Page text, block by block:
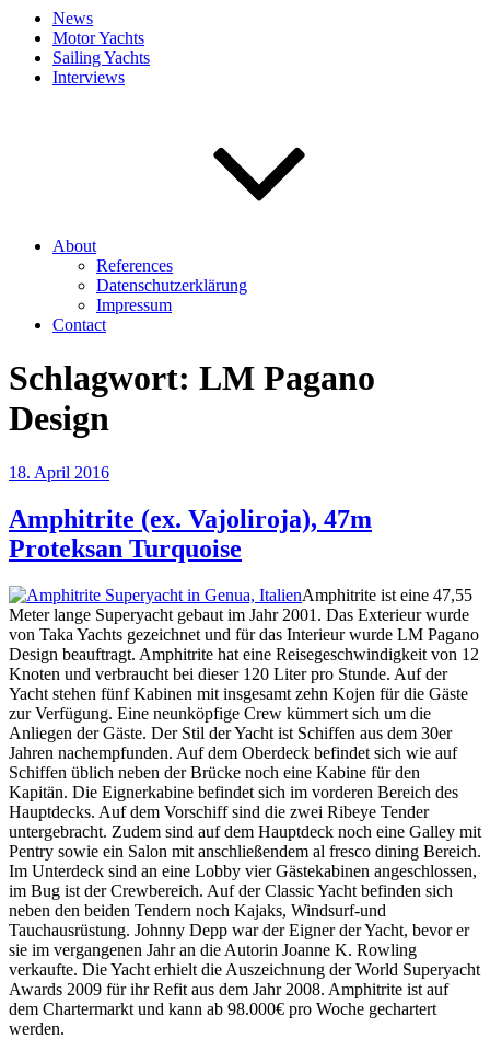
News
Motor Yachts
Sailing Yachts
Interviews
About
References
Datenschutzerklärung
Impressum
Contact
Schlagwort: LM Pagano
Design
Veröffentlicht
18. April 2016
Amphitrite (ex. Vajoliroja), 47m
Proteksan Turquoise
Amphitrite ist eine 47,55
Meter lange Superyacht gebaut im Jahr 2001. Das Exterieur wurde
von Taka Yachts gezeichnet und für das Interieur wurde LM Pagano
Design beauftragt. Amphitrite hat eine Reisegeschwindigkeit von 12
Knoten und verbraucht bei dieser 120 Liter pro Stunde. Auf der
Yacht stehen fünf Kabinen mit insgesamt zehn Kojen für die Gäste
zur Verfügung. Eine neunköpfige Crew kümmert sich um die
Anliegen der Gäste. Der Stil der Yacht ist Schiffen aus dem 30er
Jahren nachempfunden. Auf dem Oberdeck befindet sich wie auf
Schiffen üblich neben der Brücke noch eine Kabine für den
Kapitän. Die Eignerkabine befindet sich im vorderen Bereich des
Hauptdecks. Auf dem Vorschiff sind die zwei Ribeye Tender
untergebracht. Zudem sind auf dem Hauptdeck noch eine Galley mit
Pentry sowie ein Salon mit anschließendem al fresco dining Bereich.
Im Unterdeck sind an eine Lobby vier Gästekabinen angeschlossen,
im Bug ist der Crewbereich. Auf der Classic Yacht befinden sich
neben den beiden Tendern noch Kajaks, Windsurf-und
Tauchausrüstung. Johnny Depp war der Eigner der Yacht, bevor er
sie im vergangenen Jahr an die Autorin Joanne K. Rowling
verkaufte. Die Yacht erhielt die Auszeichnung der World Superyacht
Awards 2009 für ihr Refit aus dem Jahr 2008. Amphitrite ist auf
dem Chartermarkt und kann ab 98.000€ pro Woche gechartert
werden.